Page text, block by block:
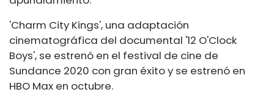
'Charm City Kings', una adaptación
cinematográfica del documental '12 O'Clock
Boys', se estrenó en el festival de cine de
Sundance 2020 con gran éxito y se estrenó en
HBO Max en octubre.